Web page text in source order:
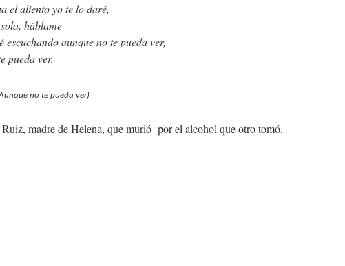
el aliento yo te lo daré,
háblame
escuchando aunque no te pueda ver,
pueda ver.
no te pueda ver)
madre de Helena, que murió por el alcohol que otro tomó.